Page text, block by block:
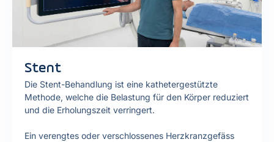
Stent
Die Stent-Behandlung ist eine kathetergestützte
Methode, welche die Belastung für den Körper reduziert
und die Erholungszeit verringert.
Ein verengtes oder verschlossenes Herzkranzgefäss